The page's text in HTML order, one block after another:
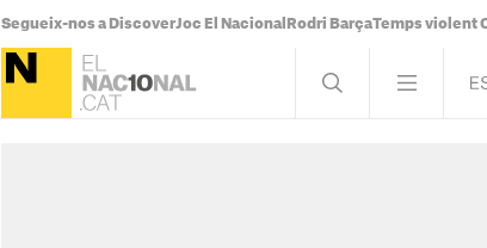
Segueix-nos a DiscoverJoc El Nacional Rodri BarçaTemps violent